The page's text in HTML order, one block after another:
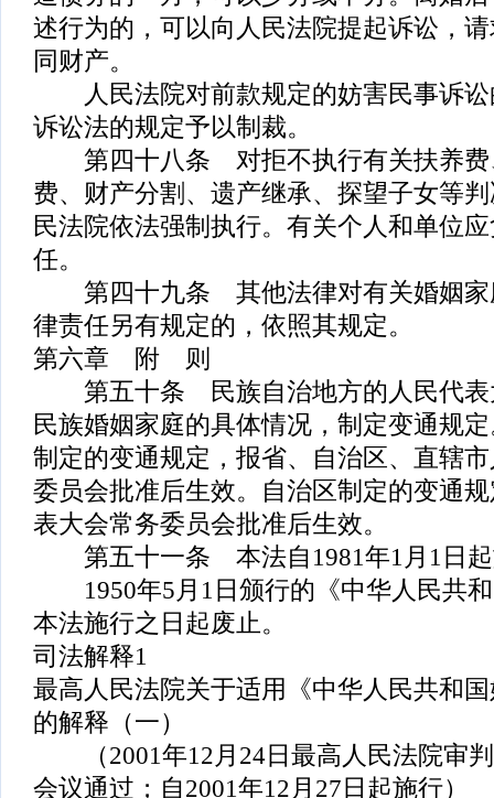
述行为的，可以向人民法院提起诉讼，
同财产。
人民法院对前款规定的妨害民事诉讼
诉讼法的规定予以制裁。
第四十八条 对拒不执行有关扶养费
费、财产分割、遗产继承、探望子女等
民法院依法强制执行。有关个人和单位
任。
第四十九条 其他法律对有关婚姻家
律责任另有规定的，依照其规定。
第六章 附 则
第五十条 民族自治地方的人民代表
民族婚姻家庭的具体情况，制定变通规
制定的变通规定，报省、自治区、直辖
委员会批准后生效。自治区制定的变通
表大会常务委员会批准后生效。
第五十一条 本法自1981年1月1日起
1950年5月1日颁行的《中华人民共和
本法施行之日起废止。
司法解释1
最高人民法院关于适用《中华人民共和
的解释（一）
（2001年12月24日最高人民法院审判
会议通过；自2001年12月27日起施行）